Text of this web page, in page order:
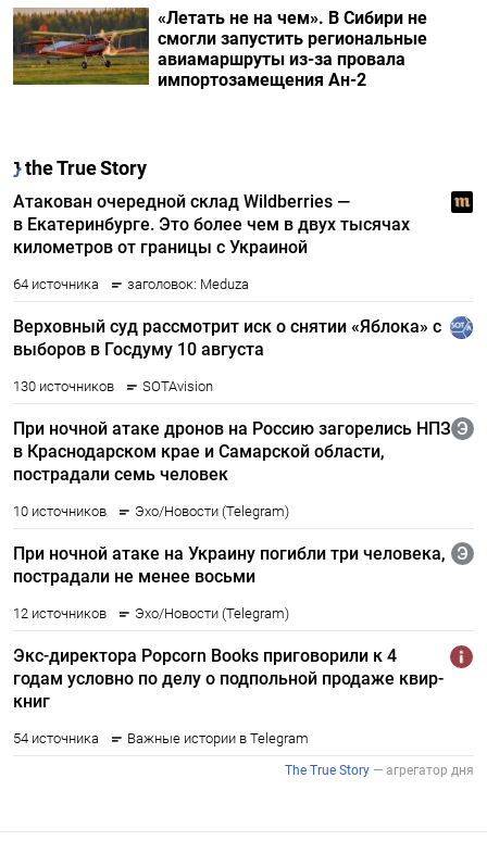
«Летать не на чем». В Сибири не
смогли запустить региональные
авиамаршруты из-за провала
импортозамещения Ан-2